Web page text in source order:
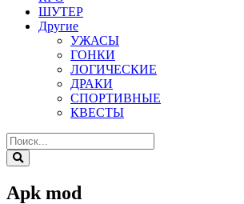
ШУТЕР
Другие
УЖАСЫ
ГОНКИ
ЛОГИЧЕСКИЕ
ДРАКИ
СПОРТИВНЫЕ
КВЕСТЫ
Apk mod